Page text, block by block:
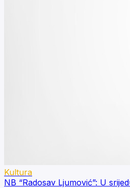
Kultura
NB “Radosav Ljumović”: U